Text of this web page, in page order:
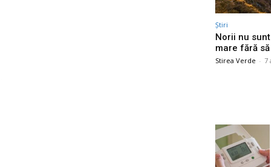
Știri
Norii nu
mare fără
Stirea Verde - 7